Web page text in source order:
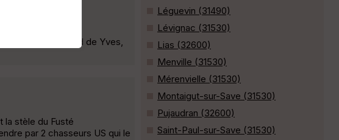
sur le single land de Yves,
la stèle du Fusté
par 2 chasseurs US qui le
Léguevin (31490)
Lévignac (31530)
Lias (32600)
Menville (31530)
Mérenvielle (31530)
Montaigut-sur-Save (31530)
Pujaudran (32600)
Saint-Paul-sur-Save (31530)